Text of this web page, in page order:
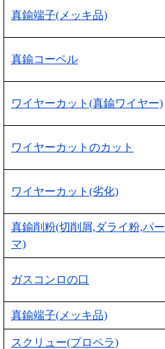
真鍮端子(メッキ品)
真鍮コーペル
ワイヤーカット(真鍮ワイヤー)
ワイヤーカットのカット
ワイヤーカット(劣化)
真鍮削粉(切削屑,ダライ粉,パー
マ)
ガスコンロの口
真鍮端子(メッキ品)
スクリュー(プロペラ)